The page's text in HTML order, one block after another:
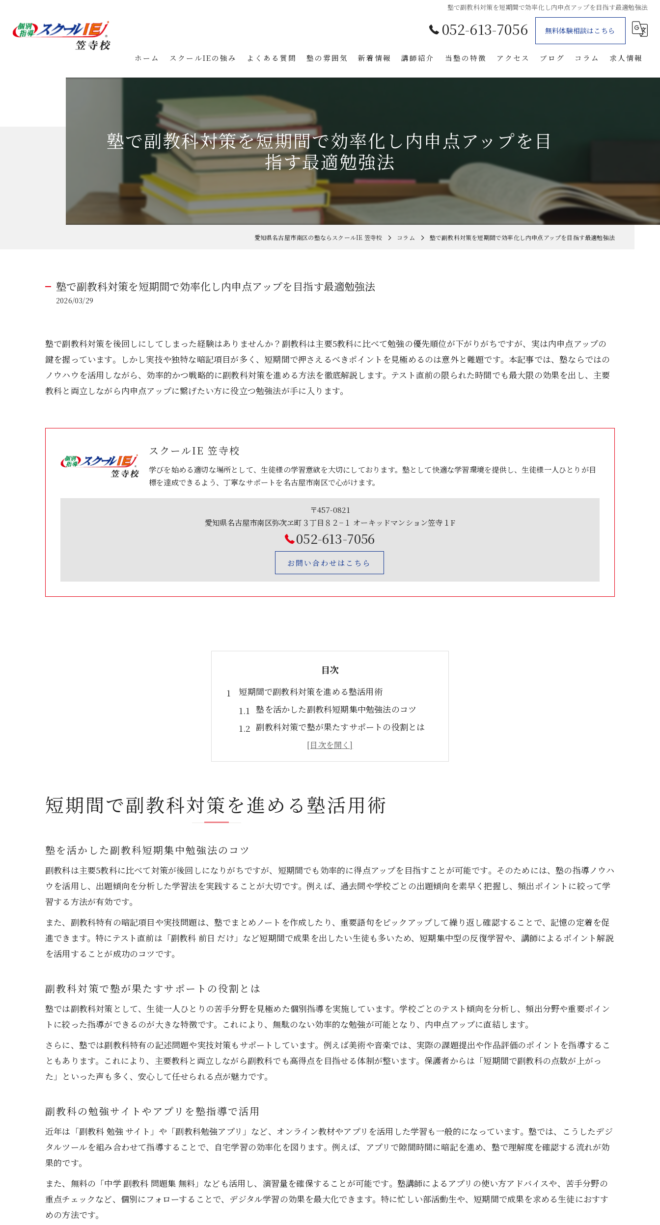
塾で副教科対策を短期間で効率化し内申点アップを目指す最適勉強法
052-613-7056 無料体験相談はこちら
ホーム スクールIEの強み よくある質問 塾の雰囲気 新着情報 講師紹介 当塾の特徴
自習室
星崎の塾
アクセス ブログ コラム 求人情報
塾で副教科対策を短期間で効率化し内申点アップを目
指す最適勉強法
愛知県名古屋市南区の塾ならスクールIE 笠寺校 コラム 塾で副教科対策を短期間で効率化し内申点アップを目指す最適勉強法
塾で副教科対策を短期間で効率化し内申点アップを目指す最適勉強法
2026/03/29
塾で副教科対策を後回しにしてしまった経験はありませんか？副教科は主要5教科に比べて勉強の優先順位が下がりがちですが、実は内申点アップの
鍵を握っています。しかし実技や独特な暗記項目が多く、短期間で押さえるべきポイントを見極めるのは意外と難題です。本記事では、塾ならではの
ノウハウを活用しながら、効率的かつ戦略的に副教科対策を進める方法を徹底解説します。テスト直前の限られた時間でも最大限の効果を出し、主要
教科と両立しながら内申点アップに繋げたい方に役立つ勉強法が手に入ります。
スクールIE 笠寺校
学びを始める適切な場所として、生徒様の学習意欲を大切にしております。塾として快適な学習環境を提供し、生徒様一人ひとりが目
標を達成できるよう、丁寧なサポートを名古屋市南区で心がけます。
〒457-0821
愛知県名古屋市南区弥次ヱ町３丁目８２−１ オーキッドマンション笠寺１F
052-613-7056
お問い合わせはこちら
目次
短期間で副教科対策を進める塾活用術
塾を活かした副教科短期集中勉強法のコツ
副教科対策で塾が果たすサポートの役割とは
副教科の勉強サイトやアプリを塾指導で活用
副教科の内申点アップを塾と両立して狙う方法
副教科の内申点を効率よく塾で伸ばすコツ
塾と副教科勉強法で内申点アップを目指す
副教科対策で塾講師が重視する勉強法とは
副教科の提出物管理も塾で徹底サポート
塾で学ぶ副教科実技テスト対策の進め方
副教科勉強アプリと塾を組み合わせる利点
副教科の内申点対策を塾で強化する理由
中学生におすすめの副教科効率攻略
塾が薦める副教科効率勉強法を徹底解説
副教科で高得点を狙う塾活用の具体策
副教科を短期間で仕上げる塾の学習計画
副教科の勉強サイトや無料問題集の活用法
テスト前日だけで差がつく副教科対策
副教科前日だけで効果を出す塾活用法
副教科直前対策を塾でスムーズに進める方法
副教科うざいと感じる前日の時短勉強法
副教科問題集を塾で前日総確認するポイント
短期間で副教科対策を進める塾活用術
塾を活かした副教科短期集中勉強法のコツ
副教科は主要5教科に比べて対策が後回しになりがちですが、短期間でも効率的に得点アップを目指すことが可能です。そのためには、塾の指導ノウハ
ウを活用し、出題傾向を分析した学習法を実践することが大切です。例えば、過去問や学校ごとの出題傾向を素早く把握し、頻出ポイントに絞って学
習する方法が有効です。
また、副教科特有の暗記項目や実技問題は、塾でまとめノートを作成したり、重要語句をピックアップして繰り返し確認することで、記憶の定着を促
進できます。特にテスト直前は「副教科 前日 だけ」など短期間で成果を出したい生徒も多いため、短期集中型の反復学習や、講師によるポイント解説
を活用することが成功のコツです。
副教科対策で塾が果たすサポートの役割とは
塾では副教科対策として、生徒一人ひとりの苦手分野を見極めた個別指導を実施しています。学校ごとのテスト傾向を分析し、頻出分野や重要ポイン
トに絞った指導ができるのが大きな特徴です。これにより、無駄のない効率的な勉強が可能となり、内申点アップに直結します。
さらに、塾では副教科特有の記述問題や実技対策もサポートしています。例えば美術や音楽では、実際の課題提出や作品評価のポイントを指導するこ
ともあります。これにより、主要教科と両立しながら副教科でも高得点を目指せる体制が整います。保護者からは「短期間で副教科の点数が上がっ
た」といった声も多く、安心して任せられる点が魅力です。
副教科の勉強サイトやアプリを塾指導で活用
近年は「副教科 勉強 サイト」や「副教科勉強アプリ」など、オンライン教材やアプリを活用した学習も一般的になっています。塾では、こうしたデジ
タルツールを組み合わせて指導することで、自宅学習の効率化を図ります。例えば、アプリで隙間時間に暗記を進め、塾で理解度を確認する流れが効
果的です。
また、無料の「中学 副教科 問題集 無料」なども活用し、演習量を確保することが可能です。塾講師によるアプリの使い方アドバイスや、苦手分野の
重点チェックなど、個別にフォローすることで、デジタル学習の効果を最大化できます。特に忙しい部活動生や、短期間で成果を求める生徒におすす
めの方法です。